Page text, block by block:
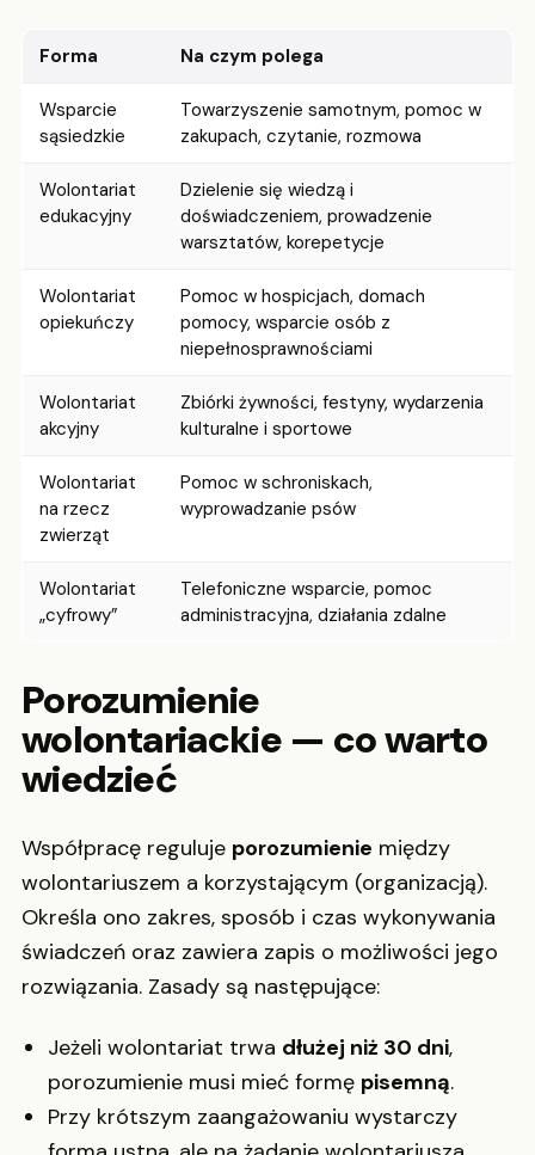
Forma Na czym polega
Wsparcie
sąsiedzkie
Towarzyszenie samotnym, pomoc w
zakupach, czytanie, rozmowa
Wolontariat
edukacyjny
Dzielenie się wiedzą i
doświadczeniem, prowadzenie
warsztatów, korepetycje
Wolontariat
opiekuńczy
Pomoc w hospicjach, domach
pomocy, wsparcie osób z
niepełnosprawnościami
Wolontariat
akcyjny
Zbiórki żywności, festyny, wydarzenia
kulturalne i sportowe
Wolontariat
na rzecz
zwierząt
Pomoc w schroniskach,
wyprowadzanie psów
Wolontariat
„cyfrowy”
Telefoniczne wsparcie, pomoc
administracyjna, działania zdalne
Porozumienie
wolontariackie — co warto
wiedzieć
Współpracę reguluje porozumienie między
wolontariuszem a korzystającym (organizacją).
Określa ono zakres, sposób i czas wykonywania
świadczeń oraz zawiera zapis o możliwości jego
rozwiązania. Zasady są następujące:
Jeżeli wolontariat trwa dłużej niż 30 dni,
porozumienie musi mieć formę pisemną.
Przy krótszym zaangażowaniu wystarczy